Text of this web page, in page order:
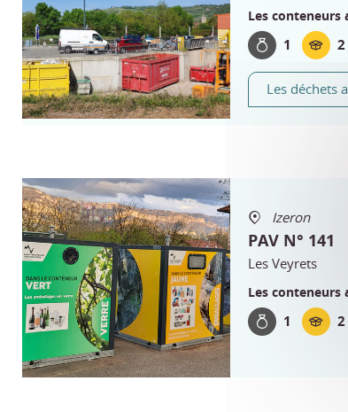
Les conteneurs
1 2
Les déchets
Izeron
PAV N° 141
Les Veyrets
Les conteneurs
1 2